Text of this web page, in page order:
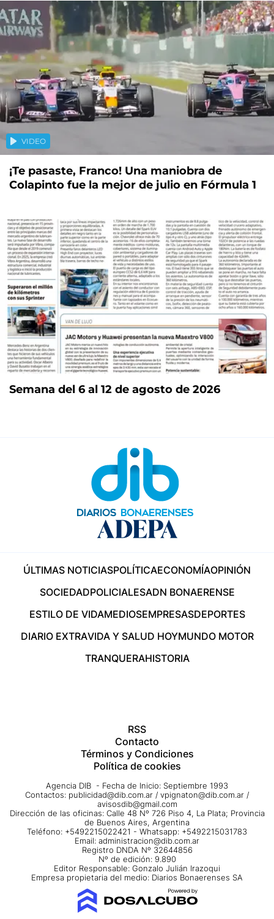
VIDEO
¡Te pasaste, Franco! Una maniobra de
Colapinto fue la mejor de julio en Fórmula 1
Semana del 6 al 12 de agosto de 2026
ÚLTIMAS NOTICIASPOLÍTICAECONOMÍAOPINIÓN
SOCIEDADPOLICIALESADN BONAERENSE
ESTILO DE VIDAMEDIOSEMPRESASDEPORTES
DIARIO EXTRAVIDA Y SALUD HOYMUNDO MOTOR
TRANQUERAHISTORIA
RSS
Contacto
Términos y Condiciones
Política de cookies
Agencia DIB - Fecha de Inicio: Septiembre 1993
Contactos: publicidad@dib.com.ar / vpignaton@dib.com.ar /
avisosdib@gmail.com
Dirección de las oficinas: Calle 48 Nº 726 Piso 4, La Plata; Provincia
de Buenos Aires, Argentina
Teléfono: +5492215022421 - Whatsapp: +5492215031783
Email: administracion@dib.com.ar
Registro DNDA Nº 32644856
Nº de edición: 9.890
Editor Responsable: Gonzalo Julián Irazoqui
Empresa propietaria del medio: Diarios Bonaerenses SA